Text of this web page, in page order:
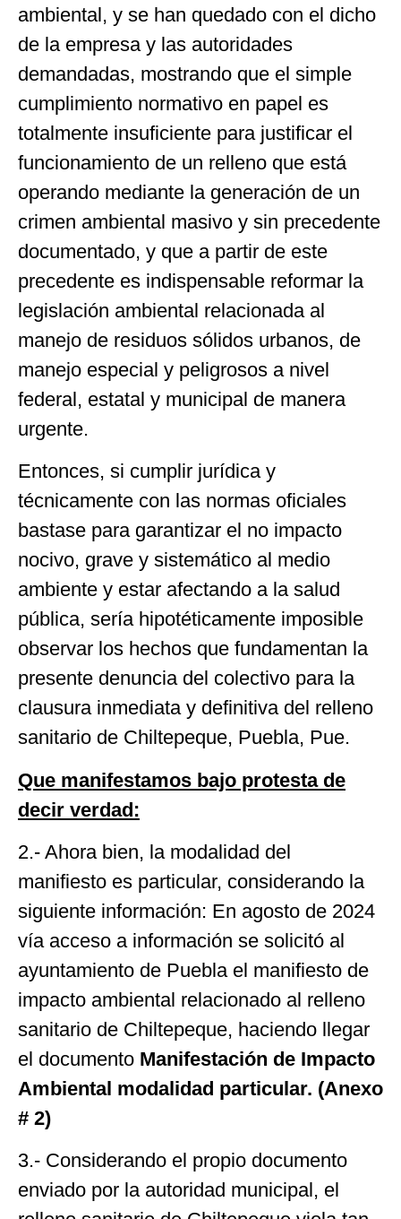
ambiental, y se han quedado con el dicho
de la empresa y las autoridades
demandadas, mostrando que el simple
cumplimiento normativo en papel es
totalmente insuficiente para justificar el
funcionamiento de un relleno que está
operando mediante la generación de un
crimen ambiental masivo y sin precedente
documentado, y que a partir de este
precedente es indispensable reformar la
legislación ambiental relacionada al
manejo de residuos sólidos urbanos, de
manejo especial y peligrosos a nivel
federal, estatal y municipal de manera
urgente.
Entonces, si cumplir jurídica y
técnicamente con las normas oficiales
bastase para garantizar el no impacto
nocivo, grave y sistemático al medio
ambiente y estar afectando a la salud
pública, sería hipotéticamente imposible
observar los hechos que fundamentan la
presente denuncia del colectivo para la
clausura inmediata y definitiva del relleno
sanitario de Chiltepeque, Puebla, Pue.
Que manifestamos bajo protesta de
decir verdad:
2.- Ahora bien, la modalidad del
manifiesto es particular, considerando la
siguiente información: En agosto de 2024
vía acceso a información se solicitó al
ayuntamiento de Puebla el manifiesto de
impacto ambiental relacionado al relleno
sanitario de Chiltepeque, haciendo llegar
el documento Manifestación de Impacto
Ambiental modalidad particular. (Anexo
# 2)
3.- Considerando el propio documento
enviado por la autoridad municipal, el